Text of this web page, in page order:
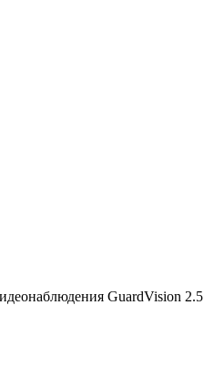
GuardVision 2.5